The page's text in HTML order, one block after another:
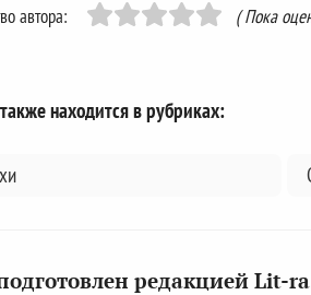
автора: ( Пока
находится в рубриках:
редакцией Lit-